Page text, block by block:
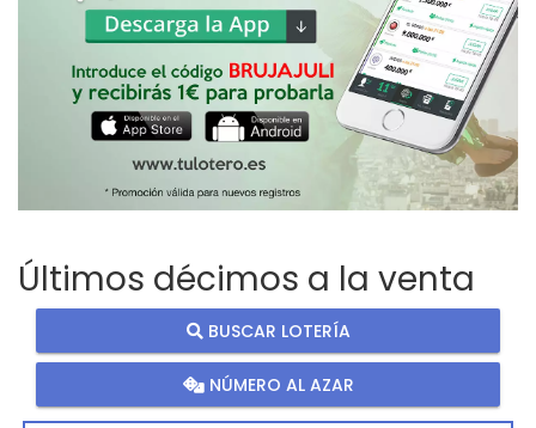
Últimos décimos a la venta
BUSCAR LOTERÍA
NÚMERO AL AZAR